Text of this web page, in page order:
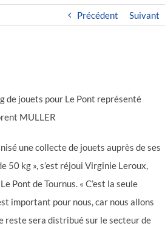
Précédent Suivant
de jouets pour Le Pont représenté
MULLER
une collecte de jouets auprès de ses
50 kg », s’est réjoui Virginie Leroux,
Pont de Tournus. « C’est la seule
important pour nous, car nous allons
reste sera distribué sur le secteur de